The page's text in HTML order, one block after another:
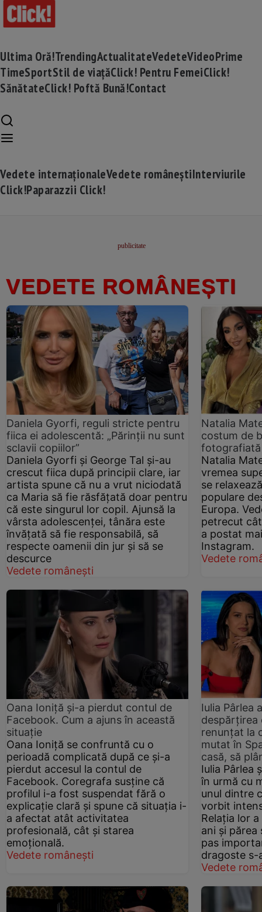
Ultima Oră!TrendingActualitateVedeteVideoPrime
TimeSportStil de viațăClick! Pentru FemeiClick!
SănătateClick! Poftă Bună!Contact
Vedete internaționaleVedete româneștiInterviurile
Click!Paparazzii Click!
VEDETE ROMÂNEȘTI
Daniela Gyorfi, reguli stricte pentru
fiica ei adolescentă: „Părinții nu sunt
sclavii copiilor”
Daniela Gyorfi și George Tal și-au
crescut fiica după principii clare, iar
artista spune că nu a vrut niciodată
ca Maria să fie răsfățată doar pentru
că este singurul lor copil. Ajunsă la
vârsta adolescenței, tânăra este
învățată să fie responsabilă, să
respecte oamenii din jur și să se
descurce
Vedete românești
Natalia
costum de
fotografiată
Natalia
vremea
se
populare
Europa.
petrecut
a postat
Instagram.
Vedete
Oana Ioniță și-a pierdut contul de
Facebook. Cum a ajuns în această
situație
Oana Ioniță se confruntă cu o
perioadă complicată după ce și-a
pierdut accesul la contul de
Facebook. Coregrafa susține că
profilul i-a fost suspendat fără o
explicație clară și spune că situația i-
a afectat atât activitatea
profesională, cât și starea
emoțională.
Vedete românești
Iulia Pârlea
despărțirea
renunțat la
mutat în
casă, să
Iulia Pârlea
în urmă cu
unul dintre
vorbit
Relația lor
ani și
pas
dragoste s-
Vedete